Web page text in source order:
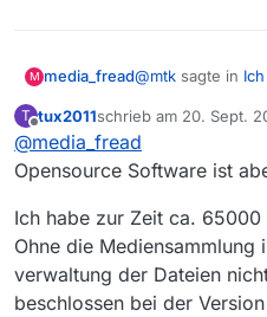
M media_fread@mtk sagte in
letzte Version
Release
Opensource
finden der bereit
T
Offline
tux2011schrieb am 20. Sept.
zuletzt editiert von
@media_fread
Opensource Software ist
Ich habe zur Zeit ca.
Ohne die Mediensammlung
verwaltung der Dateien
beschlossen bei der